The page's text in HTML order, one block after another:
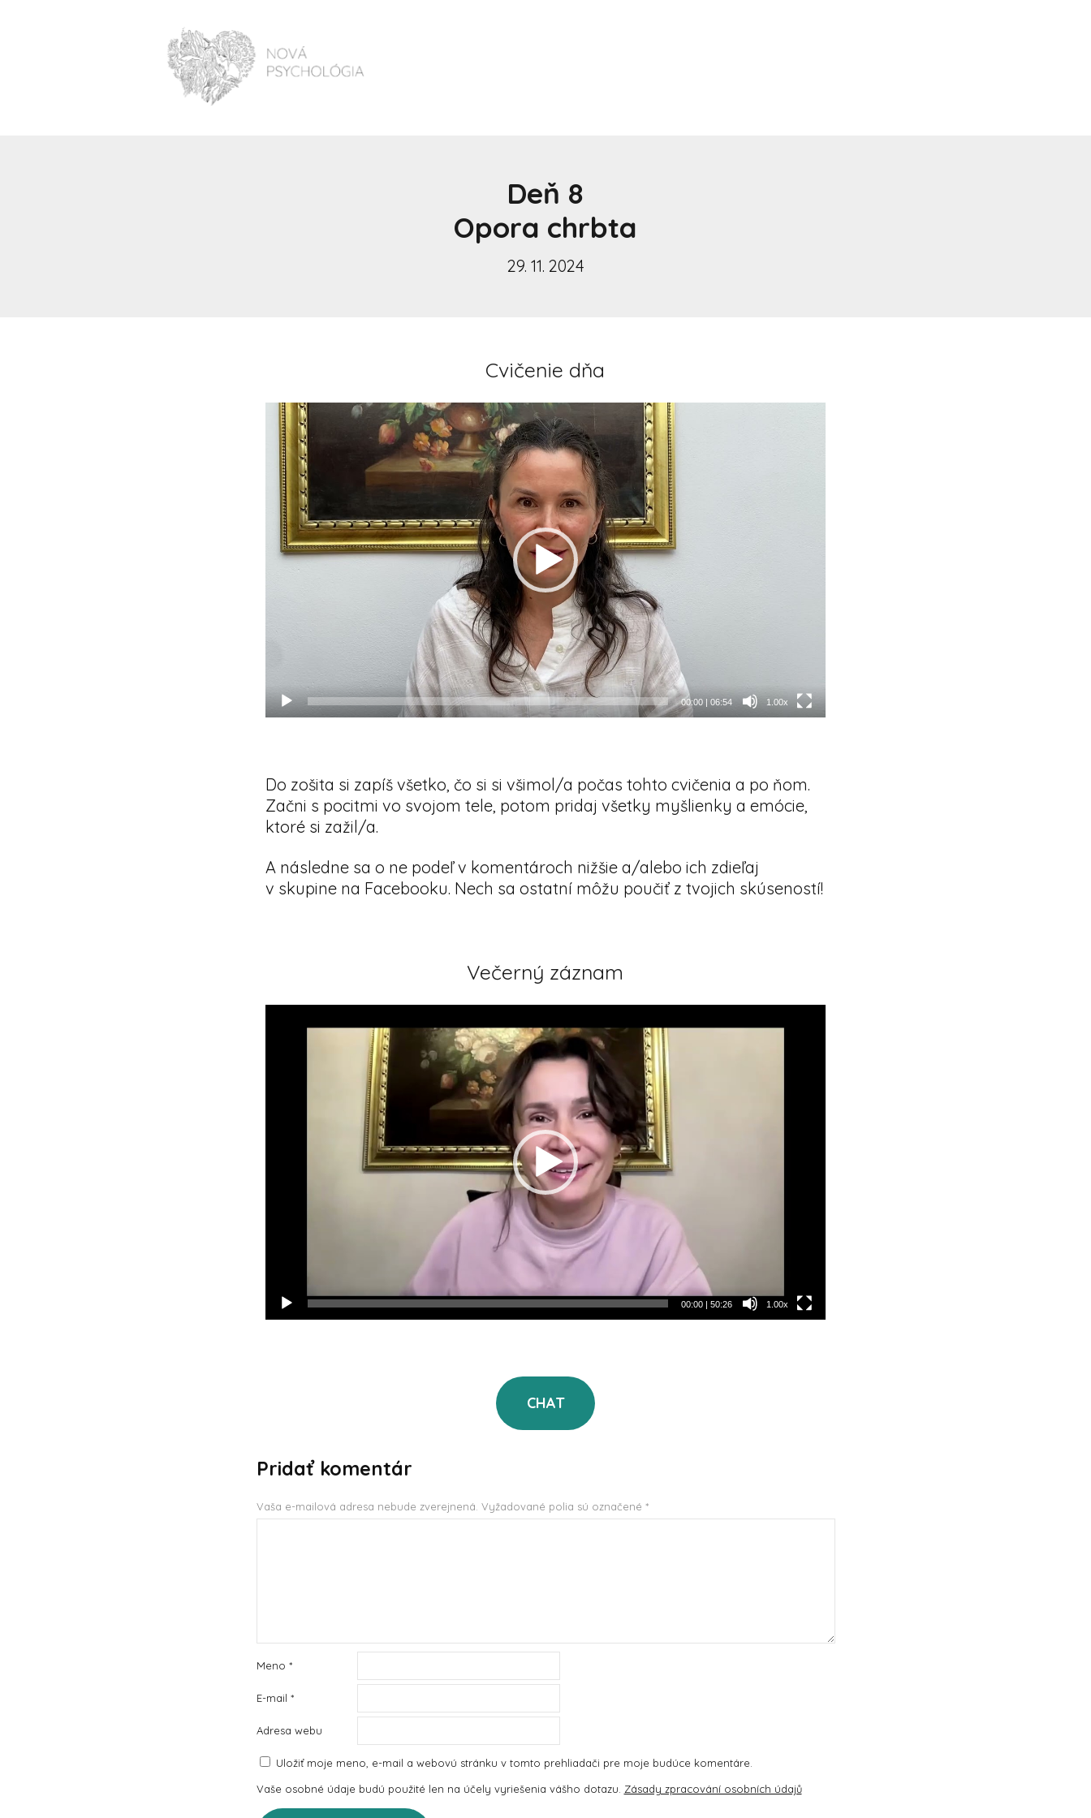
Deň 8
Opora chrbta
29. 11. 2024
Cvičenie dňa
Video
prehrávač
00:00 | 06:54 1.00x
Do zošita si zapíš všetko, čo si si všimol/a počas tohto cvičenia a po ňom.
Začni s pocitmi vo svojom tele, potom pridaj všetky myšlienky a emócie,
ktoré si zažil/a.
A následne sa o ne podeľ v komentároch nižšie a/alebo ich zdieľaj
v skupine na Facebooku. Nech sa ostatní môžu poučiť z tvojich skúseností!
Večerný záznam
prehrávač
00:00 | 50:26 1.00x
CHAT
Pridať komentár
Vaša e-mailová adresa nebude zverejnená. Vyžadované polia sú označené *
Meno *
E-mail *
Adresa webu
Uložiť moje meno, e-mail a webovú stránku v tomto prehliadači pre moje budúce komentáre.
Vaše osobné údaje budú použité len na účely vyriešenia vášho dotazu. Zásady zpracování osobních údajů